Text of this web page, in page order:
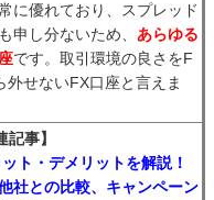
に優れており、スプレッド
申し分ないため、 あらゆる
です。取引環境の良さをF
せないFX口座と言えま
事】
ト・デメリットを解説！
社との比較、キャンペーン